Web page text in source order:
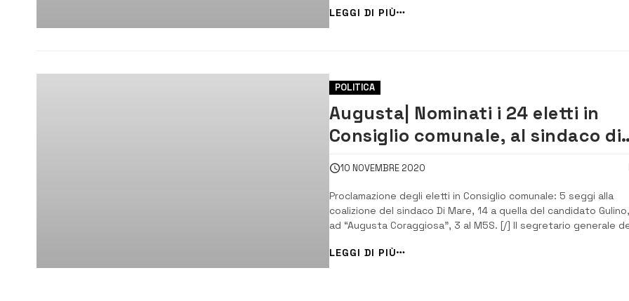
abbandonato l’Aula prima della votazione i consiglieri: Triberio,
Gulino,...
LEGGI DI PIÙ
POLITICA
Augusta| Nominati i 24 eletti in
Consiglio comunale, al sindaco di
Mare 5 seggi
10 NOVEMBRE 2020
Proclamazione degli eletti in Consiglio comunale: 5 seggi alla
coalizione del sindaco Di Mare, 14 a quella del candidato
ad “Augusta Coraggiosa”, 3 al M5S. [/] Il segretario generale
del Municipio, le notifiche di nomina ai 24 consiglieri comunali
alle scorse am...
LEGGI DI PIÙ